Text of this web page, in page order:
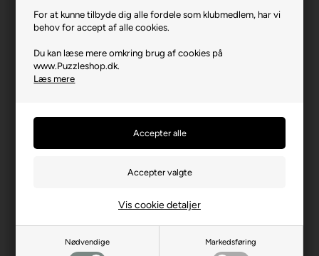
For at kunne tilbyde dig alle fordele som klubmedlem, har vi
behov for accept af alle cookies.
Du kan læse mere omkring brug af cookies på
www.Puzzleshop.dk.
Læs mere
Nødvendige Markedsføring
Vis cookie detaljer
Bredde i cm (ca.)
Brikstørrelse i cm² (ca.)
3,2
Producentadresse
Ikke til børn under 3 år.
Indeholder små dele.